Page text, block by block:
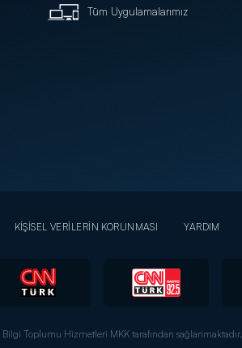
Tüm Uygulamalarımız
KİŞİSEL VERİLERİN KORUNMASI YARDIM
Bilgi Toplumu Hizmetleri MKK tarafından sağlanmaktadır.